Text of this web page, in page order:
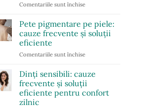
Comentariile sunt închise
de
disc:
simptome,
este
necesar
tratament
Pete pigmentare pe piele:
cauze frecvente și soluții
eficiente
Comentariile sunt închise
pigmentare
pe
piele:
cauze
Dinți sensibili: cauze
frecvente și soluții
eficiente pentru confort
zilnic